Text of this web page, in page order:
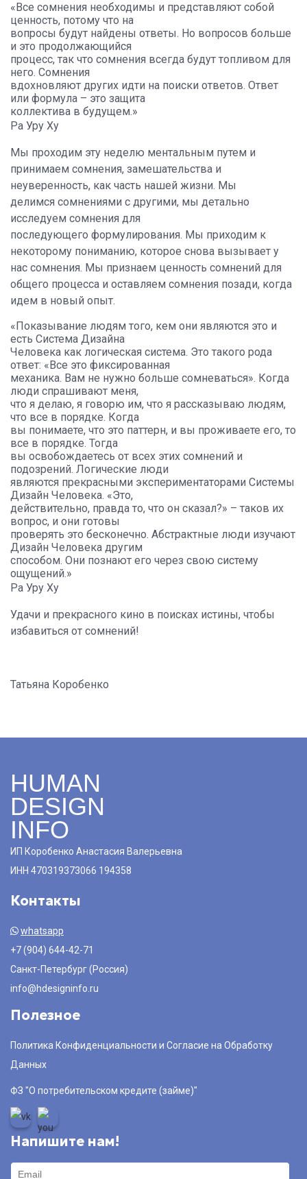
«Все сомнения необходимы и представляют собой
ценность, потому что на
вопросы будут найдены ответы. Но вопросов больше
и это продолжающийся
процесс, так что сомнения всегда будут топливом для
него. Сомнения
вдохновляют других идти на поиски ответов. Ответ
или формула – это защита
коллектива в будущем.»
Ра Уру Ху
Мы проходим эту неделю ментальным путем и
принимаем сомнения, замешательства и
неуверенность, как часть нашей жизни. Мы
делимся сомнениями с другими, мы детально
исследуем сомнения для
последующего формулирования. Мы приходим к
некоторому пониманию, которое снова вызывает у
нас сомнения. Мы признаем ценность сомнений для
общего процесса и оставляем сомнения позади, когда
идем в новый опыт.
«Показывание людям того, кем они являются это и
есть Система Дизайна
Человека как логическая система. Это такого рода
ответ: «Все это фиксированная
механика. Вам не нужно больше сомневаться». Когда
люди спрашивают меня,
что я делаю, я говорю им, что я рассказываю людям,
что все в порядке. Когда
вы понимаете, что это паттерн, и вы проживаете его, то
все в порядке. Тогда
вы освобождаетесь от всех этих сомнений и
подозрений. Логические люди
являются прекрасными экспериментаторами Системы
Дизайн Человека. «Это,
действительно, правда то, что он сказал?» – таков их
вопрос, и они готовы
проверять это бесконечно. Абстрактные люди изучают
Дизайн Человека другим
способом. Они познают его через свою систему
ощущений.»
Ра Уру Ху
Удачи и прекрасного кино в поисках истины, чтобы
избавиться от сомнений!
Татьяна Коробенко
HUMAN
DESIGN
INFO
ИП Коробенко Анастасия Валерьевна
ИНН 470319373066 194358
Контакты
whatsapp
+7 (904) 644-42-71
Санкт-Петербург (Россия)
info@hdesigninfo.ru
Полезное
Политика Конфиденциальности и Согласие на Обработку
Данных
ФЗ "О потребительском кредите (займе)"
Напишите нам!